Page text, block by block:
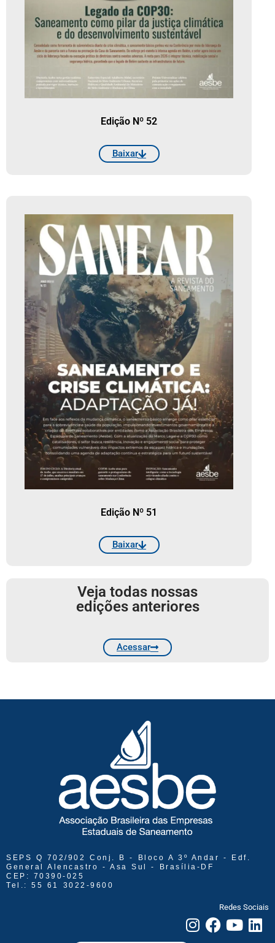
Edição Nº 52
Baixar
Edição Nº 51
Baixar
Veja todas nossas
edições anteriores
Acessar
SEPS Q 702/902 Conj. B - Bloco A 3º Andar - Edf.
General Alencastro - Asa Sul - Brasília-DF
CEP: 70390-025
Tel.: 55 61 3022-9600
Redes Sociais